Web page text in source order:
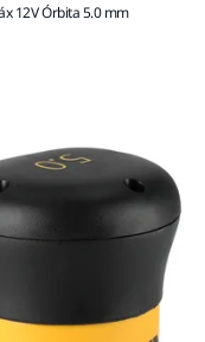
12V Órbita 5.0 mm